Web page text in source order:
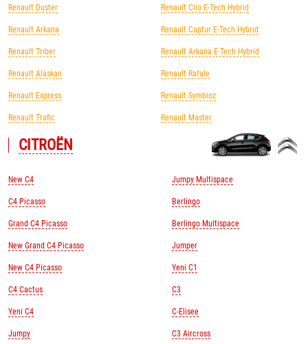
Renault Duster
Renault Arkana
Renault Triber
Renault Alaskan
Renault Express
Renault Trafic
Renault Clio E-Tech Hybrid
Renault Captur E-Tech Hybrid
Renault Arkana E-Tech Hybrid
Renault Rafale
Renault Symbioz
Renault Master
CITROЁN
New C4
C4 Picasso
Grand C4 Picasso
New Grand C4 Picasso
New C4 Picasso
C4 Cactus
Yeni C4
Jumpy
Jumpy Multispace
Berlingo
Berlingo Multispace
Jumper
Yeni C1
C3
C-Elisee
C3 Aircross